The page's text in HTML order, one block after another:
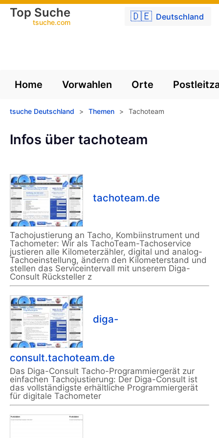
🇩🇪 Deutschland
Top Suche
tsuche.com
Home Vorwahlen Orte
tsuche Deutschland > Themen > Tachoteam
Infos über tachoteam
tachoteam.de
Tachojustierung an Tacho, Kombiinstrument und
Tachometer: Wir als TachoTeam-Tachoservice
justieren alle Kilometerzähler, digital und analog-
Tachoeinstellung, ändern den Kilometerstand und
stellen das Serviceintervall mit unserem Diga-
Consult Rücksteller z
diga-
consult.tachoteam.de
Das Diga-Consult Tacho-Programmiergerät zur
einfachen Tachojustierung: Der Diga-Consult ist
das vollständigste erhältliche Programmiergerät
für digitale Tachometer